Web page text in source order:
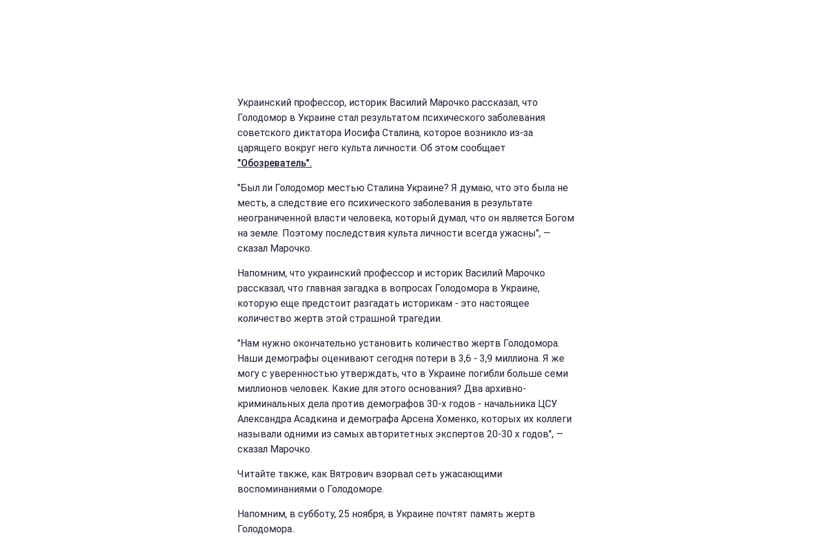
Украинский профессор, историк Василий Марочко рассказал, что
Голодомор в Украине стал результатом психического заболевания
советского диктатора Иосифа Сталина, которое возникло из-за
царящего вокруг него культа личности. Об этом сообщает
"Обозреватель".
"Был ли Голодомор местью Сталина Украине? Я думаю, что это была не
месть, а следствие его психического заболевания в результате
неограниченной власти человека, который думал, что он является Богом
на земле. Поэтому последствия культа личности всегда ужасны", —
сказал Марочко.
Напомним, что украинский профессор и историк Василий Марочко
рассказал, что главная загадка в вопросах Голодомора в Украине,
которую еще предстоит разгадать историкам - это настоящее
количество жертв этой страшной трагедии.
"Нам нужно окончательно установить количество жертв Голодомора.
Наши демографы оценивают сегодня потери в 3,6 - 3,9 миллиона. Я же
могу с уверенностью утверждать, что в Украине погибли больше семи
миллионов человек. Какие для этого основания? Два архивно-
криминальных дела против демографов 30-х годов - начальника ЦСУ
Александра Асадкина и демографа Арсена Хоменко, которых их коллеги
называли одними из самых авторитетных экспертов 20-30 х годов", —
сказал Марочко.
Читайте также, как Вятрович взорвал сеть ужасающими
воспоминаниями о Голодоморе.
Напомним, в субботу, 25 ноября, в Украине почтят память жертв
Голодомора..